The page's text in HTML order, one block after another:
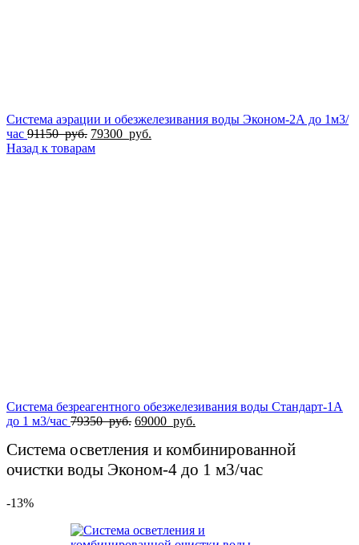
Система аэрации и обезжелезивания воды Эконом-2А до 1м3/
час 91150руб. Первоначальная
цена
79300 руб.
Назад к товарам
Система безреагентного обезжелезивания воды Стандарт-1А
до 1 м3/час 79350руб. Первоначальная
составляла
руб..
69000 руб.
69000
руб..
Система осветления и комбинированной
очистки воды Эконом-4 до 1 м3/час
-13%